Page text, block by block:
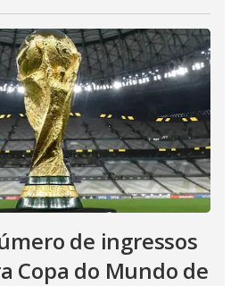
de ingressos
Copa do Mundo de